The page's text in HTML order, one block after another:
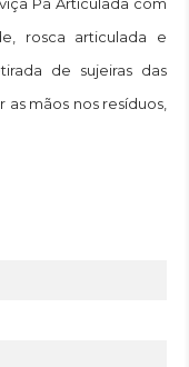
Pá Articulada com
rosca articulada e
de sujeiras das
mãos nos resíduos,